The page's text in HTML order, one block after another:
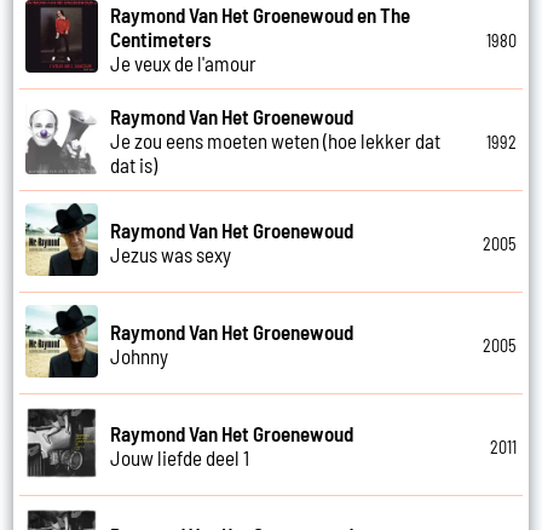
Raymond Van Het Groenewoud en The
Centimeters
Je veux de l'amour
1980
Raymond Van Het Groenewoud
Je zou eens moeten weten (hoe lekker dat
dat is)
1992
Raymond Van Het Groenewoud
Jezus was sexy
2005
Raymond Van Het Groenewoud
Johnny
2005
Raymond Van Het Groenewoud
Jouw liefde deel 1
2011